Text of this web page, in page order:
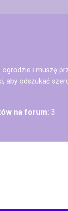
i muszę
aby odszukać
na forum: 3